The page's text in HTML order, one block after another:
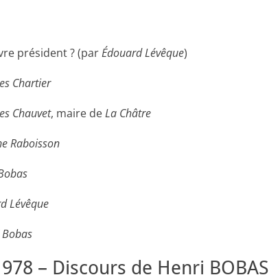
président ? (parÉdouard Lévêque)
Chartier
Chauvet, maire deLa Châtre
Raboisson
Lévêque
– Discours de Henri BOBAS